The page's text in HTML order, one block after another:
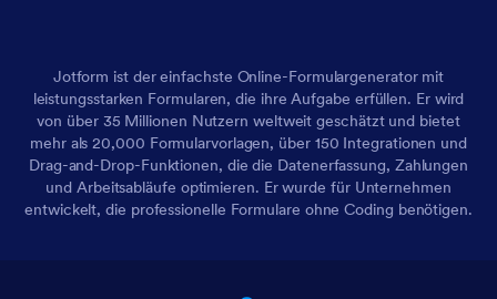
Jotform ist der einfachste Online-Formulargenerator mit
leistungsstarken Formularen, die ihre Aufgabe erfüllen. Er wird
von über 35 Millionen Nutzern weltweit geschätzt und bietet
mehr als 20,000 Formularvorlagen, über 150 Integrationen und
Drag-and-Drop-Funktionen, die die Datenerfassung, Zahlungen
und Arbeitsabläufe optimieren. Er wurde für Unternehmen
entwickelt, die professionelle Formulare ohne Coding benötigen.